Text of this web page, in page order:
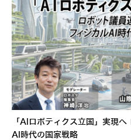
「AIロボティクス立国」実現
AI時代の国家戦略